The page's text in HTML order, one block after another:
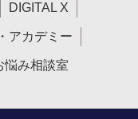
DIGITAL X
アカデミー
悩み相談室